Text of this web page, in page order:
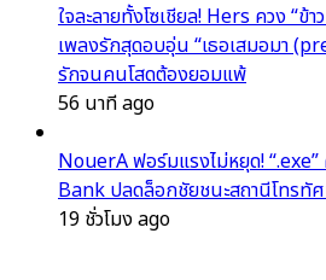
ใจละลายทั้งโซเชียล! Hers ควง “
เพลงรักสุดอบอุ่น “เธอเสมอมา
รักจนคนโสดต้องยอมแพ้
56 นาที ago
NouerA ฟอร์มแรงไม่หยุด!
Bank ปลดล็อกชัยชนะสถานีโทรทั
19 ชั่วโมง ago